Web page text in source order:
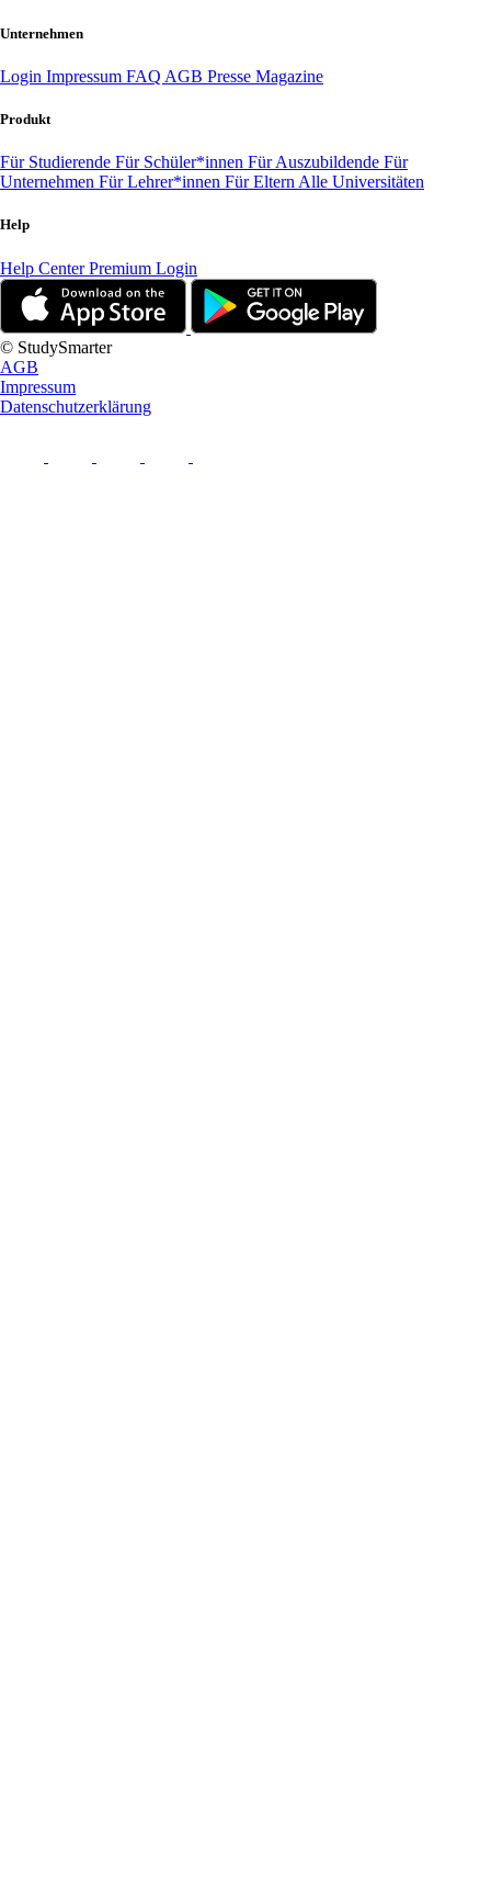
Unternehmen
Login Impressum FAQ AGB Presse Magazine
Produkt
Für Studierende Für Schüler*innen Für Auszubildende Für
Unternehmen Für Lehrer*innen Für Eltern Alle Universitäten
Help
Help CenterPremium Login
© StudySmarter
AGB
Impressum
Datenschutzerklärung